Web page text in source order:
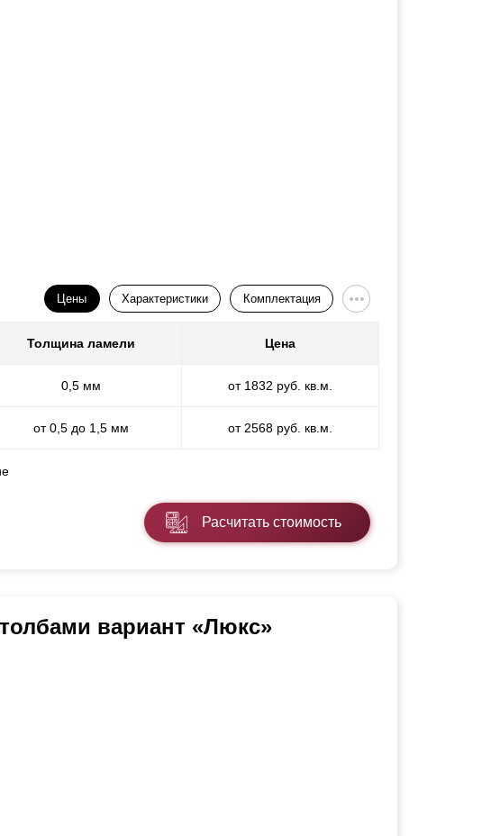
Цены Характеристики Комплектация
Толщина ламели Цена
0,5 мм от 1832 руб. кв.м.
от 0,5 до 1,5 мм от 2568 руб. кв.м.
Расчитать стоимость
вариант «Люкс»